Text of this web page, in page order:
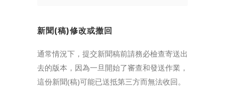
新聞(稿)修改或撤回
通常情況下，提交新聞稿前請務必檢查寄送出
去的版本，因為一旦開始了審查和發送作業，
這份新聞(稿)可能已送抵第三方而無法收回。